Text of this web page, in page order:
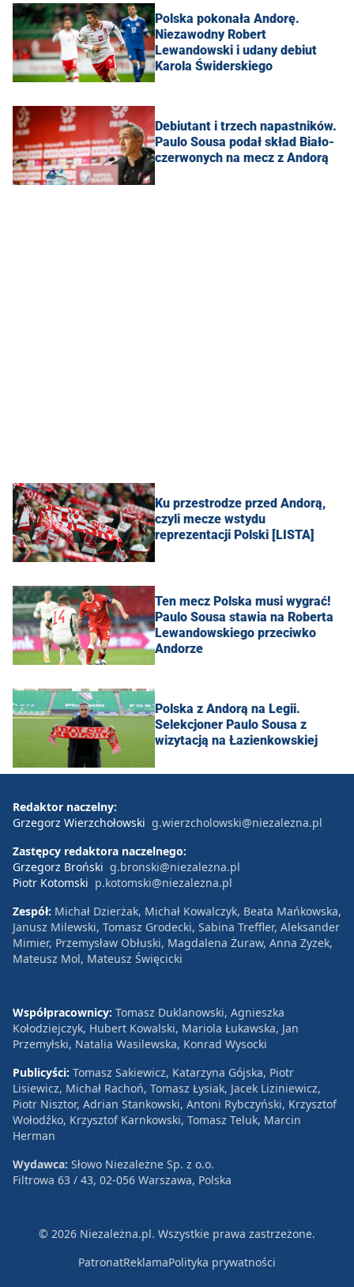
Polska pokonała Andorę.
Niezawodny Robert
Lewandowski i udany debiut
Karola Świderskiego
Debiutant i trzech napastników.
Paulo Sousa podał skład Biało-
czerwonych na mecz z Andorą
Ku przestrodze przed Andorą,
czyli mecze wstydu
reprezentacji Polski [LISTA]
Ten mecz Polska musi wygrać!
Paulo Sousa stawia na Roberta
Lewandowskiego przeciwko
Andorze
Polska z Andorą na Legii.
Selekcjoner Paulo Sousa z
wizytacją na Łazienkowskiej
Redaktor naczelny:
Grzegorz Wierzchołowski g.wierzcholowski@niezalezna.pl
Zastępcy redaktora naczelnego:
Grzegorz Broński g.bronski@niezalezna.pl
Piotr Kotomski p.kotomski@niezalezna.pl
Zespół: Michał Dzierżak, Michał Kowalczyk, Beata Mańkowska,
Janusz Milewski, Tomasz Grodecki, Sabina Treffler, Aleksander
Mimier, Przemysław Obłuski, Magdalena Żuraw, Anna Zyzek,
Mateusz Mol, Mateusz Święcicki
Współpracownicy: Tomasz Duklanowski, Agnieszka
Kołodziejczyk, Hubert Kowalski, Mariola Łukawska, Jan
Przemyłski, Natalia Wasilewska, Konrad Wysocki
Publicyści: Tomasz Sakiewicz, Katarzyna Gójska, Piotr
Lisiewicz, Michał Rachoń, Tomasz Łysiak, Jacek Liziniewicz,
Piotr Nisztor, Adrian Stankowski, Antoni Rybczyński, Krzysztof
Wołodźko, Krzysztof Karnkowski, Tomasz Teluk, Marcin
Herman
Wydawca: Słowo Niezależne Sp. z o.o.
Filtrowa 63 / 43, 02-056 Warszawa, Polska
© 2026 Niezależna.pl. Wszystkie prawa zastrzeżone.
PatronatReklamaPolityka prywatności